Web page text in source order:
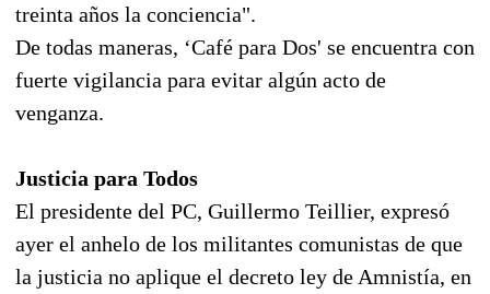
treinta años la conciencia".
De todas maneras, ‘Café para Dos' se encuentra con
fuerte vigilancia para evitar algún acto de
venganza.
Justicia para Todos
El presidente del PC, Guillermo Teillier, expresó
ayer el anhelo de los militantes comunistas de que
la justicia no aplique el decreto ley de Amnistía, en